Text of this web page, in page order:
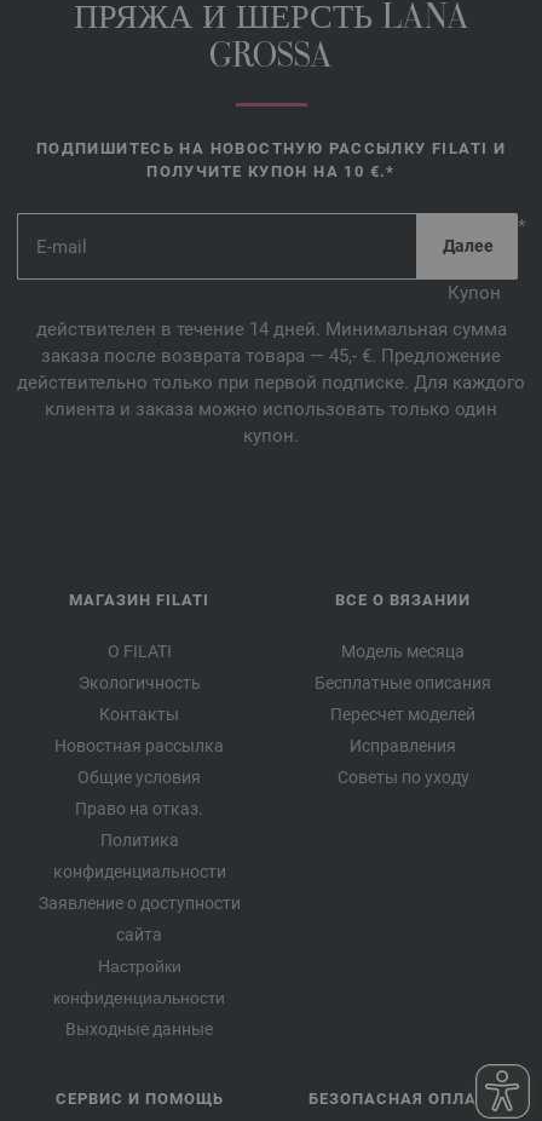
ПРЯЖА И ШЕРСТЬ LANA
GROSSA
ПОДПИШИТЕСЬ НА НОВОСТНУЮ РАССЫЛКУ FILATI И
ПОЛУЧИТЕ КУПОН НА 10 €.*
*
Купон
действителен в течение 14 дней. Минимальная сумма
заказа после возврата товара — 45,- €. Предложение
действительно только при первой подписке. Для каждого
клиента и заказа можно использовать только один
купон.
МАГАЗИН FILATI
О FILATI
Экологичность
Контакты
Новостная рассылка
Общие условия
Право на отказ.
Политика
конфиденциальности
Заявление о доступности
сайта
Настройки
конфиденциальности
Выходные данные
ВСЕ О ВЯЗАНИИ
Модель месяца
Бесплатные описания
Пересчет моделей
Исправления
Советы по уходу
СЕРВИС И ПОМОЩЬ БЕЗОПАСНАЯ ОПЛАТА